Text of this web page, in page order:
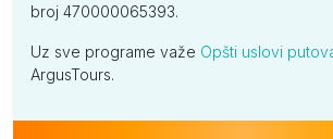
broj 470000065393.
Uz sve programe važe Opšti uslovi
ArgusTours.